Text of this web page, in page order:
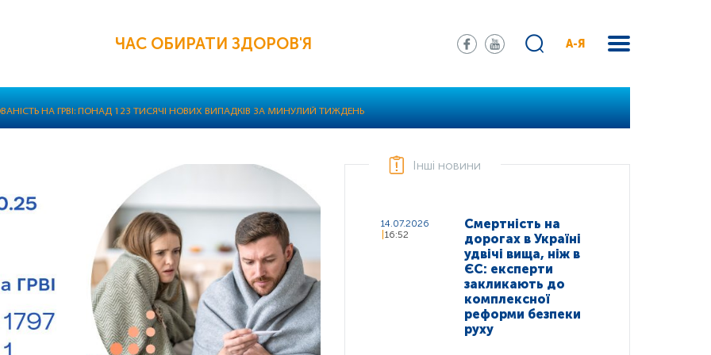
ЧАС ОБИРАТИ ЗДОРОВ'Я А-Я
НА ГРВІ: ПОНАД 123 ТИСЯЧІ НОВИХ ВИПАДКІВ ЗА МИНУЛИЙ ТИЖДЕНЬ
Інші новини
14.07.2026
16:52
Смертність на
дорогах в Україні
удвічі вища, ніж в
ЄС: експерти
закликають до
комплексної
реформи безпеки
руху